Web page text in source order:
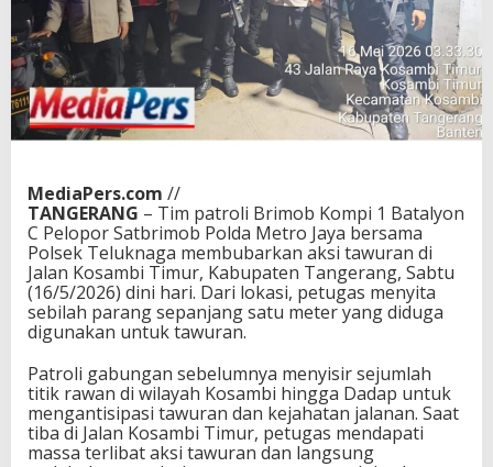
MediaPers.com //
TANGERANG – Tim patroli Brimob Kompi 1 Batalyon
C Pelopor Satbrimob Polda Metro Jaya bersama
Polsek Teluknaga membubarkan aksi tawuran di
Jalan Kosambi Timur, Kabupaten Tangerang, Sabtu
(16/5/2026) dini hari. Dari lokasi, petugas menyita
sebilah parang sepanjang satu meter yang diduga
digunakan untuk tawuran.
Patroli gabungan sebelumnya menyisir sejumlah
titik rawan di wilayah Kosambi hingga Dadap untuk
mengantisipasi tawuran dan kejahatan jalanan. Saat
tiba di Jalan Kosambi Timur, petugas mendapati
massa terlibat aksi tawuran dan langsung